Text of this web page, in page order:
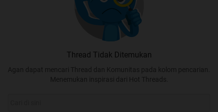
Thread Tidak Ditemukan
Agan dapat mencari Thread dan Komunitas pada kolom pencarian.
Menemukan inspirasi dari Hot Threads.